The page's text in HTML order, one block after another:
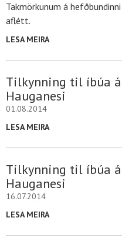
Takmörkunum á
aflétt.
LESA MEIRA
Tilkynning til íbúa á
Hauganesi
01.08.2014
LESA MEIRA
Tilkynning til íbúa á
Hauganesi
16.07.2014
LESA MEIRA